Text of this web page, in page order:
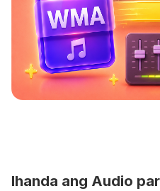
Ihanda ang Audio